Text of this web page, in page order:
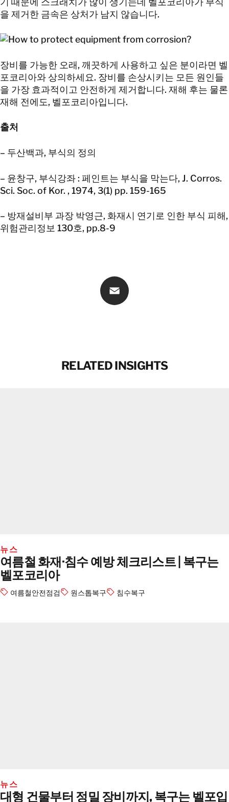
을 제거한 금속은 상처가 남지 않습니다.
장비를 가능한 오래, 깨끗하게 사용하고 싶은 분이라면 벨
포코리아와 상의하세요. 장비를 손상시키는 모든 원인들
을 가장 효과적이고 안전하게 제거합니다. 재해 후는 물론
재해 전에도, 벨포코리아입니다.
출처
– 두산백과, 부식의 정의
– 윤창구, 부식강좌 : 페인트는 부식을 막는다, J. Corros.
Sci. Soc. of Kor. , 1974, 3(1) pp. 159-165
– 방재설비부 과장 박영근, 화재시 연기로 인한 부식 피해,
위험관리정보 130호, pp.8-9
RELATED INSIGHTS
뉴스
여름철 화재·침수 예방 체크리스트 | 복구는
벨포코리아
여름철안전점검 원스톱복구 침수복구
뉴스
대형 건물부터 정밀 장비까지, 복구는 벨포입